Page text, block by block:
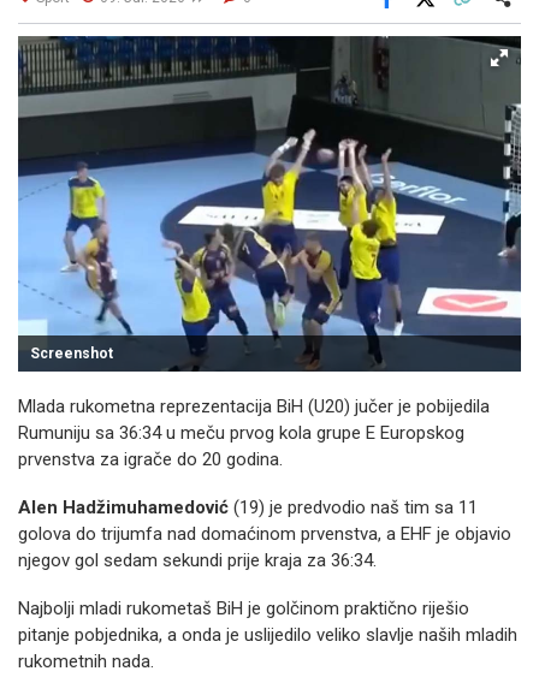
Facebook
Screenshot
Mlada rukometna reprezentacija BiH (U20) jučer je pobijedila
Rumuniju sa 36:34 u meču prvog kola grupe E Europskog
prvenstva za igrače do 20 godina.
Alen Hadžimuhamedović (19) je predvodio naš tim sa 11
golova do trijumfa nad domaćinom prvenstva, a EHF je objavio
njegov gol sedam sekundi prije kraja za 36:34.
Najbolji mladi rukometaš BiH je golčinom praktično riješio
pitanje pobjednika, a onda je uslijedilo veliko slavlje naših mladih
rukometnih nada.